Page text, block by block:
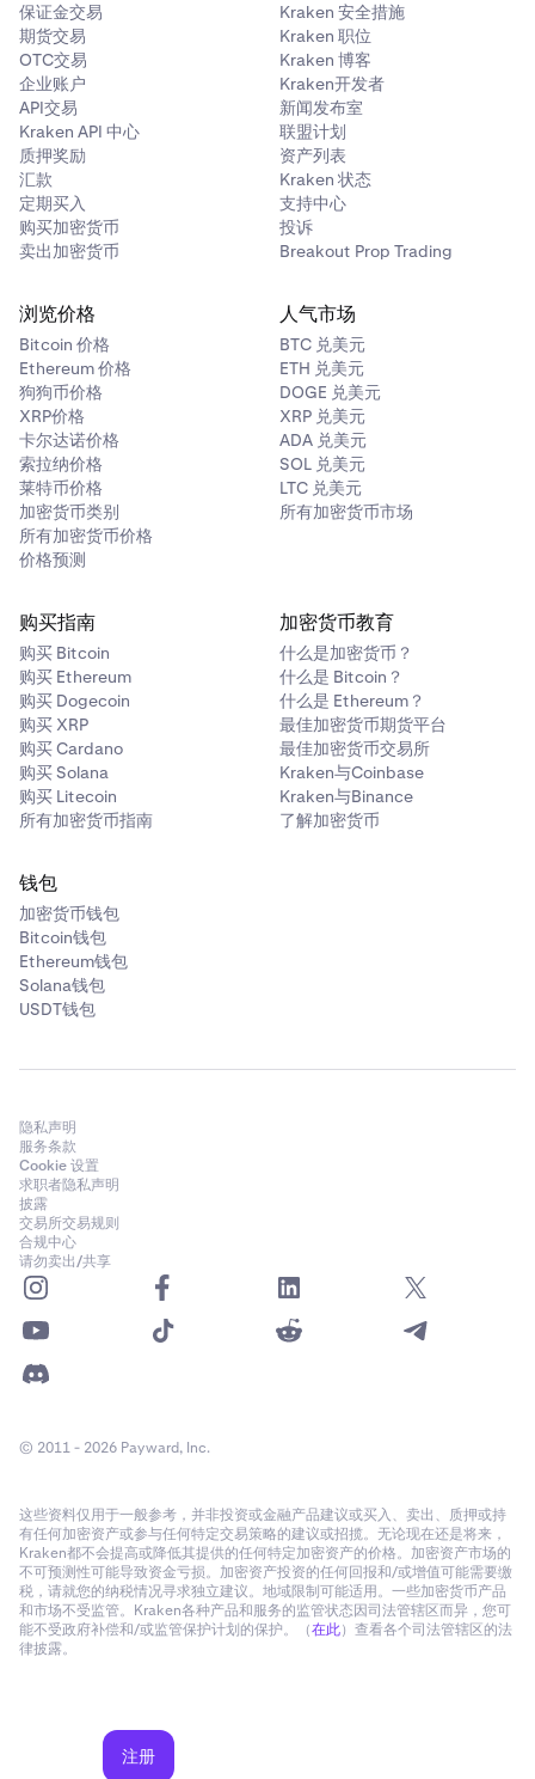
注册
保证金交易
期货交易
OTC交易
企业账户
API交易
Kraken API 中心
质押奖励
汇款
定期买入
购买加密货币
卖出加密货币
Kraken 安全措施
Kraken 职位
Kraken 博客
Kraken开发者
新闻发布室
联盟计划
资产列表
Kraken 状态
支持中心
投诉
Breakout Prop Trading
浏览价格
Bitcoin 价格
Ethereum 价格
狗狗币价格
XRP价格
卡尔达诺价格
索拉纳价格
莱特币价格
加密货币类别
所有加密货币价格
价格预测
人气市场
BTC 兑美元
ETH 兑美元
DOGE 兑美元
XRP 兑美元
ADA 兑美元
SOL 兑美元
LTC 兑美元
所有加密货币市场
购买指南
购买 Bitcoin
购买 Ethereum
购买 Dogecoin
购买 XRP
购买 Cardano
购买 Solana
购买 Litecoin
所有加密货币指南
加密货币教育
什么是加密货币？
什么是 Bitcoin？
什么是 Ethereum？
最佳加密货币期货平台
最佳加密货币交易所
Kraken与Coinbase
Kraken与Binance
了解加密货币
钱包
加密货币钱包
Bitcoin钱包
Ethereum钱包
Solana钱包
USDT钱包
隐私声明
服务条款
Cookie 设置
求职者隐私声明
披露
交易所交易规则
合规中心
请勿卖出/共享
© 2011 - 2026 Payward, Inc.
这些资料仅用于一般参考，并非投资或金融产品建议或买入、卖出、质押或持
有任何加密资产或参与任何特定交易策略的建议或招揽。无论现在还是将来，
Kraken都不会提高或降低其提供的任何特定加密资产的价格。加密资产市场的
不可预测性可能导致资金亏损。加密资产投资的任何回报和/或增值可能需要缴
税，请就您的纳税情况寻求独立建议。地域限制可能适用。一些加密货币产品
和市场不受监管。Kraken各种产品和服务的监管状态因司法管辖区而异，您可
能不受政府补偿和/或监管保护计划的保护。（在此）查看各个司法管辖区的法
律披露。